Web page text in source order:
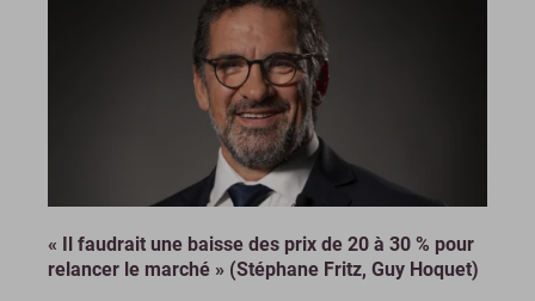
« Il faudrait une baisse des prix de 20 à 30 % pour
relancer le marché » (Stéphane Fritz, Guy Hoquet)